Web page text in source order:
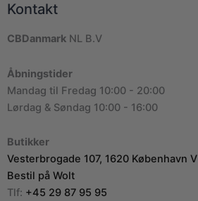
Kontakt
CBDanmark NL B.V
Åbningstider
Mandag til Fredag 10:00 - 20:00
Lørdag & Søndag 10:00 - 16:00
Butikker
Vesterbrogade 107, 1620 København V
Bestil på Wolt
Tlf: +45 29 87 95 95